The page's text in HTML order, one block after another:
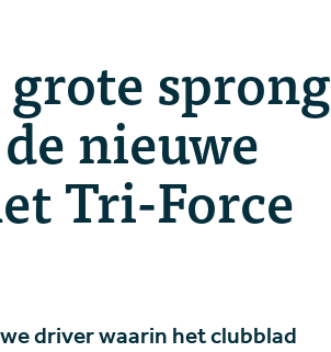
sprong
nieuwe
Tri-Force
driver waarin het clubblad